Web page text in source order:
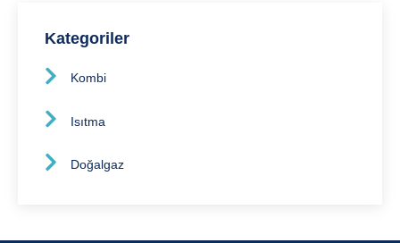
Kategoriler
Kombi
Isıtma
Doğalgaz